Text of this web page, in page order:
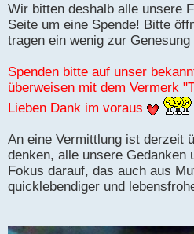
Wir bitten deshalb alle unsere
Seite um eine Spende! Bitte
tragen ein wenig zur
Spenden bitte auf unser
überweisen mit dem Vermerk
Lieben Dank im voraus
An eine Vermittlung ist derzeit
denken, alle unsere Gedanken
Fokus darauf, das auch aus
quicklebendiger und